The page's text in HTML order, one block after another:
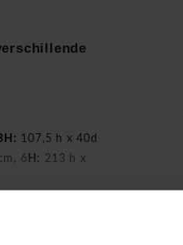
107,5 h x 40d
6 H: 213 h x